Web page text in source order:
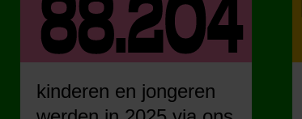
kinderen en jongeren